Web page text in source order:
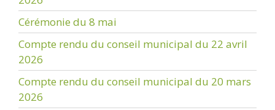
Cérémonie du 8 mai
Compte rendu du conseil municipal du 22 avril
2026
Compte rendu du conseil municipal du 20 mars
2026